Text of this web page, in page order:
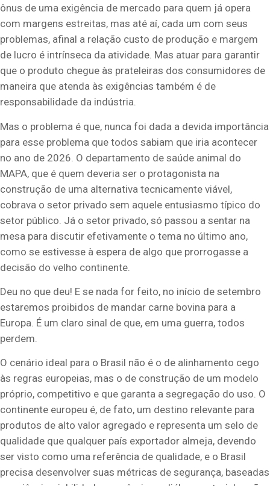
ônus de uma exigência de mercado para quem já opera
com margens estreitas, mas até aí, cada um com seus
problemas, afinal a relação custo de produção e margem
de lucro é intrínseca da atividade. Mas atuar para garantir
que o produto chegue às prateleiras dos consumidores de
maneira que atenda às exigências também é de
responsabilidade da indústria.
Mas o problema é que, nunca foi dada a devida importância
para esse problema que todos sabiam que iria acontecer
no ano de 2026. O departamento de saúde animal do
MAPA, que é quem deveria ser o protagonista na
construção de uma alternativa tecnicamente viável,
cobrava o setor privado sem aquele entusiasmo típico do
setor público. Já o setor privado, só passou a sentar na
mesa para discutir efetivamente o tema no último ano,
como se estivesse à espera de algo que prorrogasse a
decisão do velho continente.
Deu no que deu! E se nada for feito, no início de setembro
estaremos proibidos de mandar carne bovina para a
Europa. É um claro sinal de que, em uma guerra, todos
perdem.
O cenário ideal para o Brasil não é o de alinhamento cego
às regras europeias, mas o de construção de um modelo
próprio, competitivo e que garanta a segregação do uso. O
continente europeu é, de fato, um destino relevante para
produtos de alto valor agregado e representa um selo de
qualidade que qualquer país exportador almeja, devendo
ser visto como uma referência de qualidade, e o Brasil
precisa desenvolver suas métricas de segurança, baseadas